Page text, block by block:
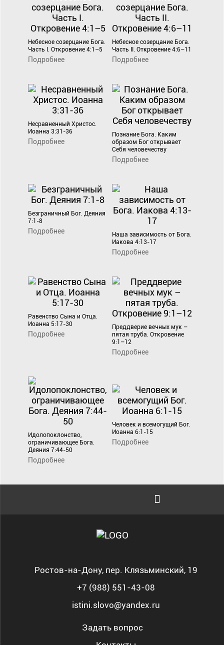
Небесное созерцание Бога.
Часть I. Откровение 4:1–5
Подробнее
Небесное созерцание Бога.
Часть II. Откровение 4:6–11
Подробнее
Несравненный Христос.
Иоанна 3:31-36
Подробнее
Познание Бога. Каким
образом Бог открывает
Себя человечеству
Подробнее
Безграничный Бог. Деяния
7:1-8
Подробнее
Наша зависимость от Бога.
Иакова 4:13-17
Подробнее
Равенство Сына и Отца.
Иоанна 5:17-30
Подробнее
Преддверие вечных мук –
пятая труба. Откровение
9:1–12
Подробнее
Идолопоклонство,
ограничивающее Бога.
Деяния 7:44-50
Подробнее
Человек и всемогущий Бог.
Иоанна 6:1-15
Подробнее
Ростов-на-Дону, пер. Клязьминский, 19
+7 (988) 551-43-08
istini.slovo@yandex.ru
Задать вопрос